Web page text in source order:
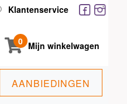
Klantenservice
0 Mijn winkelwagen
AANBIEDINGEN